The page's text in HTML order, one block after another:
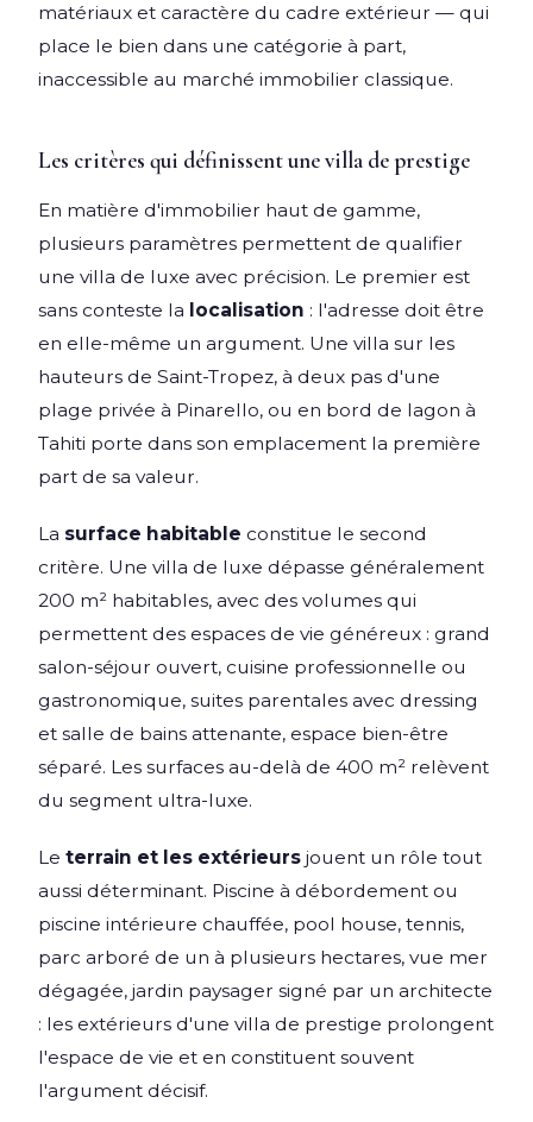
matériaux et caractère du cadre extérieur — qui
place le bien dans une catégorie à part,
inaccessible au marché immobilier classique.
Les critères qui définissent une villa de prestige
En matière d'immobilier haut de gamme,
plusieurs paramètres permettent de qualifier
une villa de luxe avec précision. Le premier est
sans conteste la localisation : l'adresse doit être
en elle-même un argument. Une villa sur les
hauteurs de Saint-Tropez, à deux pas d'une
plage privée à Pinarello, ou en bord de lagon à
Tahiti porte dans son emplacement la première
part de sa valeur.
La surface habitable constitue le second
critère. Une villa de luxe dépasse généralement
200 m² habitables, avec des volumes qui
permettent des espaces de vie généreux : grand
salon-séjour ouvert, cuisine professionnelle ou
gastronomique, suites parentales avec dressing
et salle de bains attenante, espace bien-être
séparé. Les surfaces au-delà de 400 m² relèvent
du segment ultra-luxe.
Le terrain et les extérieurs jouent un rôle tout
aussi déterminant. Piscine à débordement ou
piscine intérieure chauffée, pool house, tennis,
parc arboré de un à plusieurs hectares, vue mer
dégagée, jardin paysager signé par un architecte
: les extérieurs d'une villa de prestige prolongent
l'espace de vie et en constituent souvent
l'argument décisif.